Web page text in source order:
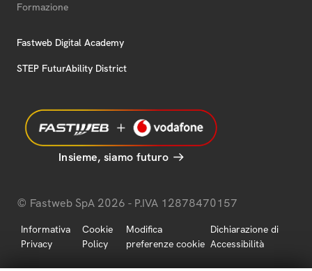
Formazione
Fastweb Digital Academy
STEP FuturAbility District
Insieme, siamo futuro
© Fastweb SpA 2026 - P.IVA 12878470157
Informativa
Privacy
Cookie
Policy
Modifica
preferenze cookie
Dichiarazione di
Accessibilità